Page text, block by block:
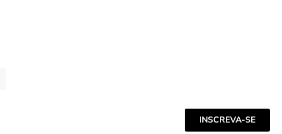
INSCREVA-SE